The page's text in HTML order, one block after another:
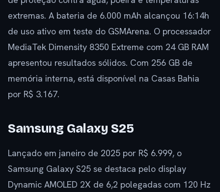
extremas. A bateria de 6.000 mAh alcançou 16:14h
de uso ativo em teste do GSMArena. O processador
MediaTek Dimensity 8350 Extreme com 24 GB RAM
apresentou resultados sólidos. Com 256 GB de
memória interna, está disponível na Casas Bahia
por R$ 3.167.
Samsung Galaxy S25
Lançado em janeiro de 2025 por R$ 6.999, o
Samsung Galaxy S25 se destaca pelo display
Dynamic AMOLED 2X de 6,2 polegadas com 120 Hz